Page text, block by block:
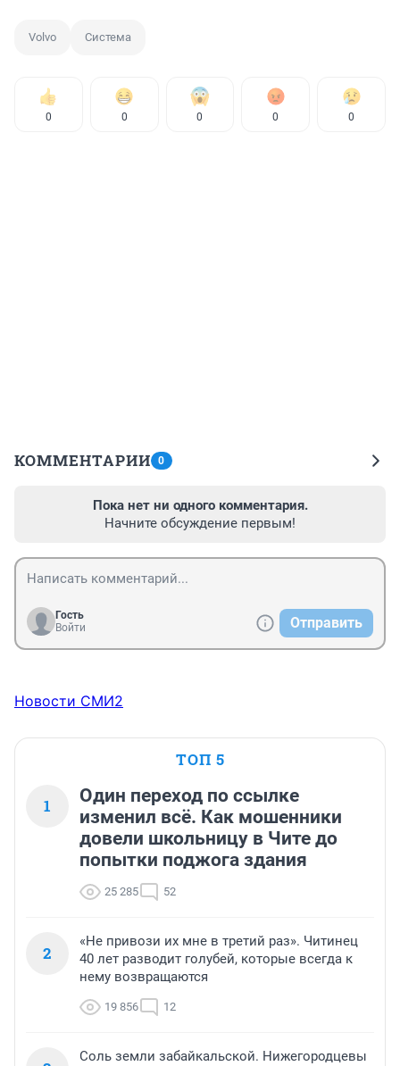
Volvo Система
0 0 0 0 0
КОММЕНТАРИИ 0
Пока нет ни одного комментария.
Начните обсуждение первым!
Гость
Войти
Отправить
Новости СМИ2
ТОП 5
1
Один переход по ссылке
изменил всё. Как мошенники
довели школьницу в Чите до
попытки поджога здания
25 285 52
2
«Не привози их мне в третий раз». Читинец
40 лет разводит голубей, которые всегда к
нему возвращаются
19 856 12
Соль земли забайкальской. Нижегородцевы